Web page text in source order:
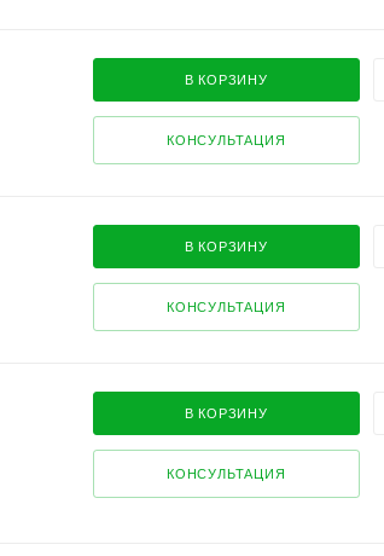
В КОРЗИНУ
КОНСУЛЬТАЦИЯ
В КОРЗИНУ
КОНСУЛЬТАЦИЯ
В КОРЗИНУ
КОНСУЛЬТАЦИЯ